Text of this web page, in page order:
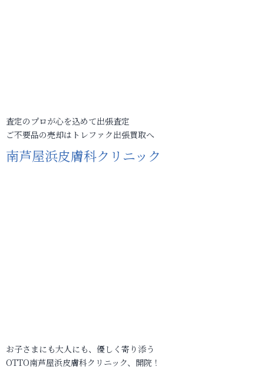
査定のプロが心を込めて出張査定
ご不要品の売却はトレファク出張買取へ
南芦屋浜皮膚科クリニック
お子さまにも大人にも、優しく寄り添う
OTTO南芦屋浜皮膚科クリニック、開院！